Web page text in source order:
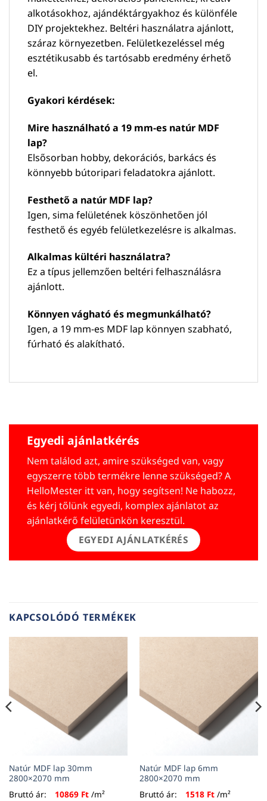
alkotásokhoz, ajándéktárgyakhoz és különféle
DIY projektekhez. Beltéri használatra ajánlott,
száraz környezetben. Felületkezeléssel még
esztétikusabb és tartósabb eredmény érhető
el.
Gyakori kérdések:
Mire használható a 19 mm-es natúr MDF
lap?
Elsősorban hobby, dekorációs, barkács és
könnyebb bútoripari feladatokra ajánlott.
Festhető a natúr MDF lap?
Igen, sima felületének köszönhetően jól
festhető és egyéb felületkezelésre is alkalmas.
Alkalmas kültéri használatra?
Ez a típus jellemzően beltéri felhasználásra
ajánlott.
Könnyen vágható és megmunkálható?
Igen, a 19 mm-es MDF lap könnyen szabható,
fúrható és alakítható.
Egyedi ajánlatkérés
Nem találod azt, amire szükséged van, vagy
egyszerre több termékre lenne szükséged? A
HelloMester itt van, hogy segítsen! Ne habozz,
és kérj tőlünk egyedi, komplex ajánlatot az
ajánlatkérő felületünkön keresztül.
EGYEDI AJÁNLATKÉRÉS
KAPCSOLÓDÓ TERMÉKEK
Natúr MDF lap 30mm
2800×2070 mm
Bruttó ár:
10869 Ft/m²
Natúr MDF lap 6mm
2800×2070 mm
Bruttó ár:
1518 Ft/m²